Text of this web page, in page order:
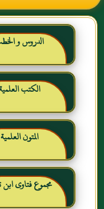
الدروس و
الكتب
المتون العلمية
مجموع فتاوى ابن